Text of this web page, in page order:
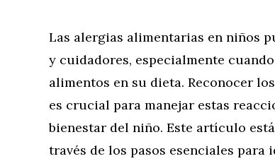
Las alergias alimentarias en niños
y cuidadores, especialmente
alimentos en su dieta. Reconocer
es crucial para manejar estas
bienestar del niño. Este artículo
través de los pasos esenciales